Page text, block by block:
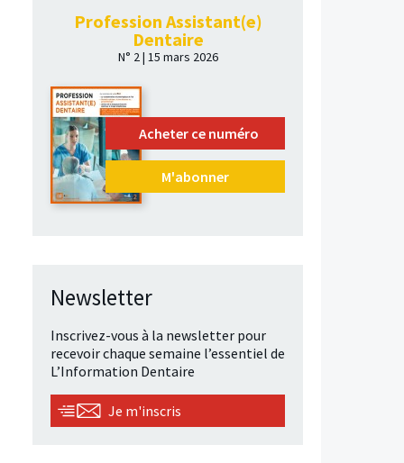
Profession Assistant(e)
Dentaire
N° 2 | 15 mars 2026
Acheter ce numéro
M'abonner
Newsletter
Inscrivez-vous à la newsletter pour
recevoir chaque semaine l’essentiel de
L’Information Dentaire
Je m'inscris